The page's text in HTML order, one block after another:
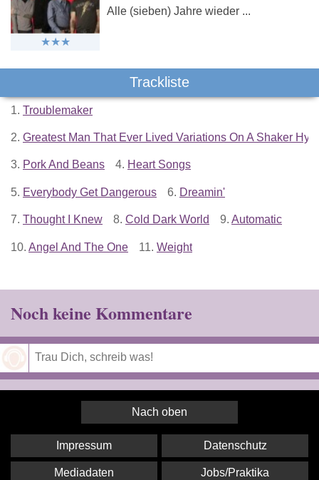
Alle (sieben) Jahre wieder ...
Trackliste
1. Troublemaker
2. Greatest Man That Ever Lived Variations On A Shaker
3. Pork And Beans 4. Heart Songs
5. Everybody Get Dangerous 6. Dreamin'
7. Thought I Knew 8. Cold Dark World 9. Automatic
10. Angel And The One 11. Weight
Noch keine Kommentare
Nach oben
Impressum Datenschutz
Mediadaten Jobs/Praktika